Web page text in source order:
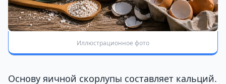
Иллюстрационное фото
Основу яичной скорлупы составляет кальций.